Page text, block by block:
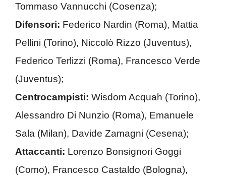
Tommaso Vannucchi (Cosenza);
Difensori: Federico Nardin (Roma), Mattia
Pellini (Torino), Niccolò Rizzo (Juventus),
Federico Terlizzi (Roma), Francesco Verde
(Juventus);
Centrocampisti: Wisdom Acquah (Torino),
Alessandro Di Nunzio (Roma), Emanuele
Sala (Milan), Davide Zamagni (Cesena);
Attaccanti: Lorenzo Bonsignori Goggi
(Como), Francesco Castaldo (Bologna),